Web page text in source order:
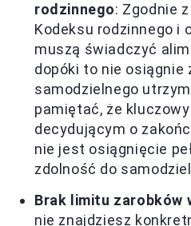
rodzinnego: Zgodnie
Kodeksu rodzinnego i
muszą świadczyć
dopóki to nie osiągnie
samodzielnego
pamiętać, że
decydującym o
nie jest osiągnięcie
zdolność do
Brak limitu zarobków
nie znajdziesz